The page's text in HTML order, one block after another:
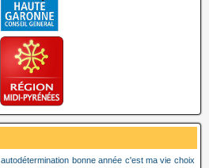
autodétermination bonne année c'est ma vie choix